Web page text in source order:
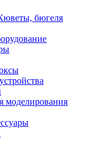
бюгеля
моделирования